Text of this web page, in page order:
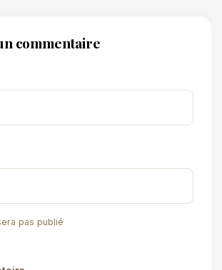
commentaire
pas publié